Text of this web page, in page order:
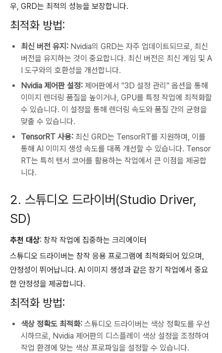
우, GRD는 최적의 성능을 보장합니다.
최적화 방법:
최신 버전 유지: Nvidia의 GRD는 자주 업데이트되므로, 최신
버전을 유지하는 것이 중요합니다. 최신 버전은 최신 게임 및 A
I 도구와의 호환성을 개선합니다.
Nvidia 제어판 설정: 제어판에서 "3D 설정 관리" 옵션을 통해
이미지 렌더링 품질을 높이거나, GPU를 특정 작업에 최적화할
수 있습니다. 이 설정을 통해 렌더링 속도와 품질 간의 균형을
맞출 수 있습니다.
TensorRT 사용: 최신 GRD는 TensorRT를 지원하며, 이를
통해 AI 이미지 생성 속도를 대폭 개선할 수 있습니다. Tensor
RT는 특히 텐서 코어를 활용하는 작업에서 큰 이점을 제공합
니다.
2. 스튜디오 드라이버(Studio Driver,
SD)
추천 대상: 창작 작업에 집중하는 크리에이터
스튜디오 드라이버는 창작 응용 프로그램에 최적화되어 있으며,
안정성이 뛰어납니다. AI 이미지 생성과 같은 장기 작업에서 중요
한 안정성을 제공합니다.
최적화 방법:
색상 정확도 최적화: 스튜디오 드라이버는 색상 정확도를 우선
시하므로, Nvidia 제어판의 디스플레이 색상 설정을 조정하여
작업 환경에 맞는 색상 프로파일을 설정할 수 있습니다.